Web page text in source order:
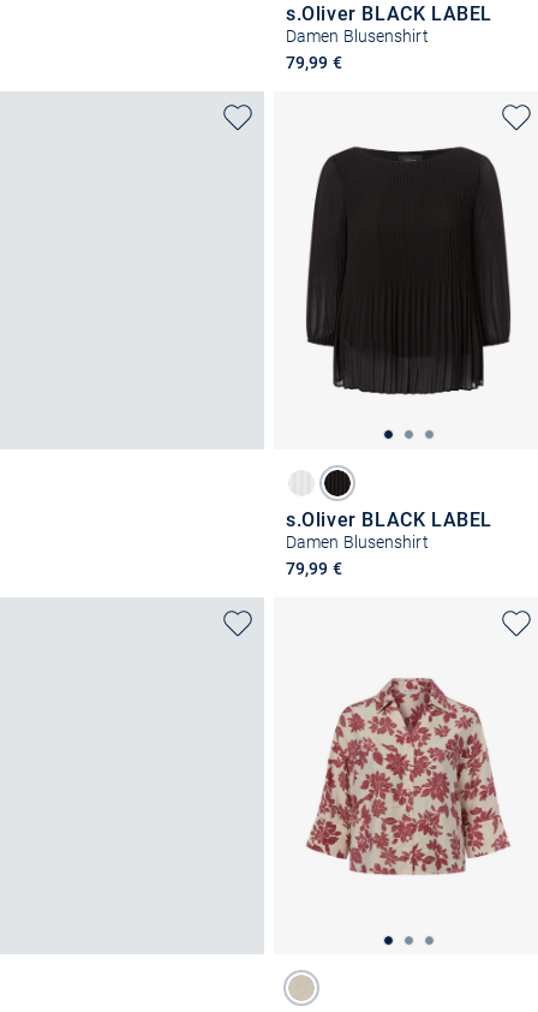
s.Oliver BLACK LABEL
Damen Blusenshirt
79,99 €
s.Oliver BLACK LABEL
Damen Blusenshirt
79,99 €